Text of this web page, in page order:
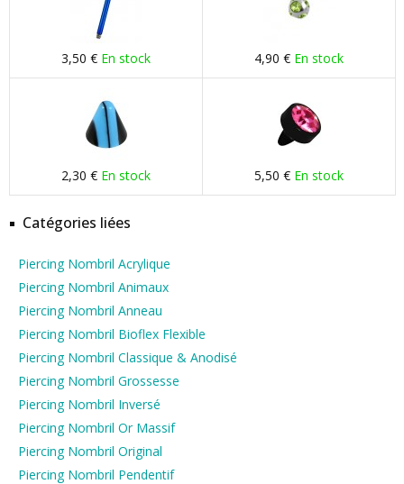
3,50 € En stock 4,90 € En stock
2,30 € En stock 5,50 € En stock
Catégories liées
Piercing Nombril Acrylique
Piercing Nombril Animaux
Piercing Nombril Anneau
Piercing Nombril Bioflex Flexible
Piercing Nombril Classique & Anodisé
Piercing Nombril Grossesse
Piercing Nombril Inversé
Piercing Nombril Or Massif
Piercing Nombril Original
Piercing Nombril Pendentif